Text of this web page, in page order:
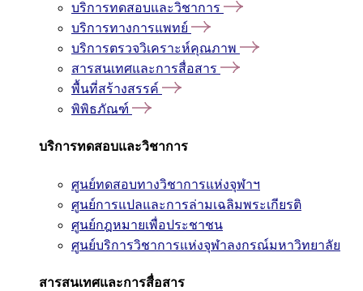
บริการทดสอบและวิชาการ
บริการทางการแพทย์
บริการตรวจวิเคราะห์คุณภาพ
สารสนเทศและการสื่อสาร
พื้นที่สร้างสรรค์
พิพิธภัณฑ์
บริการทดสอบและวิชาการ
ศูนย์ทดสอบทางวิชาการแห่งจุฬาฯ
ศูนย์การแปลและการล่ามเฉลิมพระเกียรติ
ศูนย์กฎหมายเพื่อประชาชน
ศูนย์บริการวิชาการแห่งจุฬาลงกรณ์มหาวิทยาลัย
สารสนเทศและการสื่อสาร